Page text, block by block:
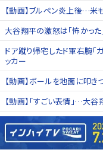
【動画】ブルペン炎上後…
大谷翔平の激怒は「怖かっ
ドア蹴り帰宅したド軍右腕
ッカー
【動画】ボールを地面に叩
【動画】「すごい表情」…大